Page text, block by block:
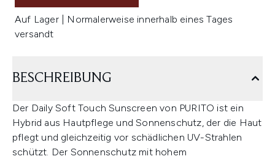
Auf Lager | Normalerweise innerhalb eines Tages
versandt
BESCHREIBUNG
Der Daily Soft Touch Sunscreen von PURITO ist ein
Hybrid aus Hautpflege und Sonnenschutz, der die Haut
pflegt und gleichzeitig vor schädlichen UV-Strahlen
schützt. Der Sonnenschutz mit hohem